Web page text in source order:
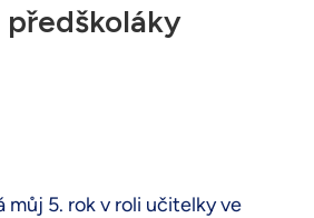
můj 5. rok v roli učitelky ve